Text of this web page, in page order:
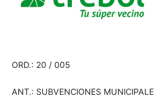
ORD.: 20 / 005
ANT.: SUBVENCIONES